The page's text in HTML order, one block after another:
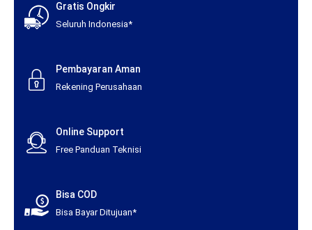
Gratis Ongkir
Seluruh Indonesia*
Pembayaran Aman
Rekening Perusahaan
Online Support
Free Panduan Teknisi
Bisa COD
Bisa Bayar Ditujuan*